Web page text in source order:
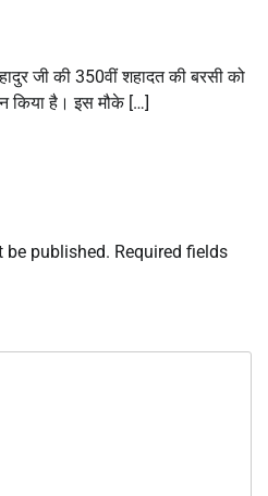
जी की 350वीं शहादत की बरसी को
किया है। इस मौके […]
be published. Required fields